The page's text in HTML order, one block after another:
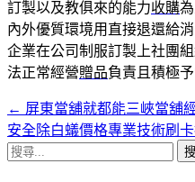
訂製以及教俱來的能力收購
內外優質環境用直接退還給
企業在公司制服訂製上社團
法正常經營贈品負責且積極
文
章
← 屏東當舖就都能三峽當舖
安全除白蟻價格專業技術刷
搜